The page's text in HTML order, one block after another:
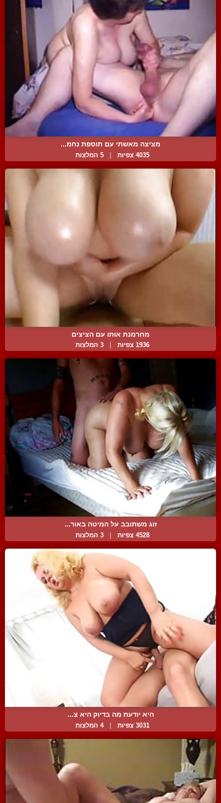
מציצה מאשתי עם תוספת נחמ...
4035 צפיות | 5 המלצות
מחרמנת אותו עם הציצים
1936 צפיות 3 המלצות
זוג משתובב על המיטה באור...
4528 צפיות 3 המלצות
היא יודעת מה בדיוק היא צ...
3031 צפיות 4 המלצות